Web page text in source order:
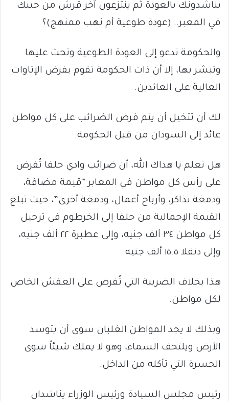
يناشدونك بالعودة ثم ينتزعون آخر قرش من جيبك
في المعبر.. (عودة طوعية أم نهب ممنهج)؟
والحكومة تدعو إلى العودة الطوعية وتحث عليها
وتبشر بها، إلا أن ذات الحكومة تقوم بفرض الإتاوات
العالية على العائدين.
لك أن تتخيل أن يتم فرض الضرائب على كل مواطن
عائد إلى السودان من قبل الحكومة.
هل تعلم يا هداك الله، أن ضرائب وادي حلفا تُفرض
على رأس كل مواطن في المعابر “قيمة مضافة،
ودمغة تذاكر، وأرباح أعمال، ودمغة أخرى”، حيث تبلغ
القيمة الإجمالية من حلفا إلى الخرطوم في ترحيل
كل مواطن ٣٤ ألف جنيه، وإلى عطبرة ٢٢ ألف جنيه،
وإلى دنقلا ١٥.٥ ألف جنيه.
هذا بخلاف الضريبة التي تُفرض على العفش الخاص
لكل مواطن.
وبذلك لا يجد المواطن الغلبان سوى أن يتوسد
الأرض ويلتحف السماء، وهو لا يملك شيئاً سوى
الحسرة التي تأكله من الداخل.
رئيس مجلس السيادة ورئيس الوزراء يناشدان